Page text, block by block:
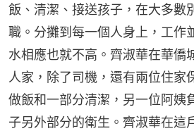
飯、清潔、接送孩子，在大多數
職。分攤到每一個人身上，工作
水相應也就不高。齊淑華在華僑
人家，除了司機，還有兩位住
做飯和一部分清潔，另一位阿姨
子另外部分的衛生。齊淑華在這